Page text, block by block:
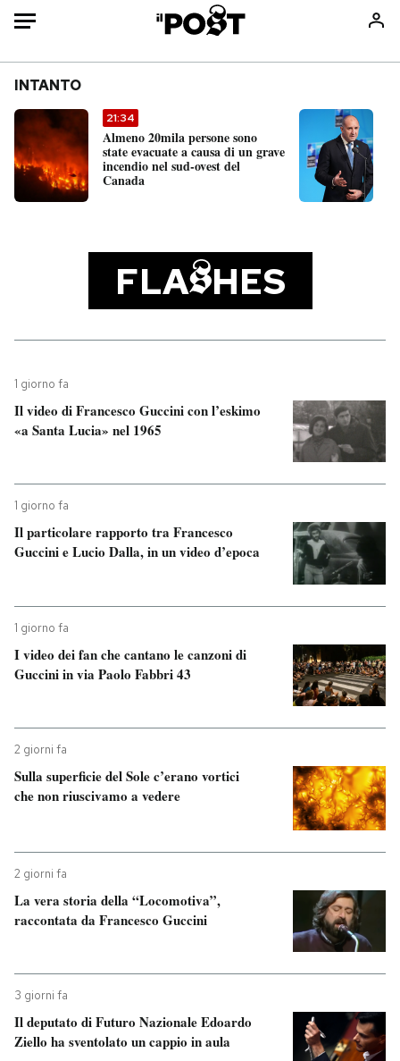
Auto
HOME
Italia
Mondo
Politica
Internet
Moda
Libri
Ok Boomer!
Media
PODCAST
I MIEI PREFERITI
CALENDARIO
AREA PERSONALE
Entra
INTANTO
21:34
Almeno 20mila persone sono
state evacuate a causa di un grave
incendio nel sud-ovest del
Canada
FLA HES
1 giorno fa
Il video di Francesco Guccini con l’eskimo
«a Santa Lucia» nel 1965
1 giorno fa
Il particolare rapporto tra Francesco
Guccini e Lucio Dalla, in un video d’epoca
1 giorno fa
I video dei fan che cantano le canzoni di
Guccini in via Paolo Fabbri 43
2 giorni fa
Sulla superficie del Sole c’erano vortici
che non riuscivamo a vedere
2 giorni fa
La vera storia della “Locomotiva”,
raccontata da Francesco Guccini
3 giorni fa
Il deputato di Futuro Nazionale Edoardo
Ziello ha sventolato un cappio in aula